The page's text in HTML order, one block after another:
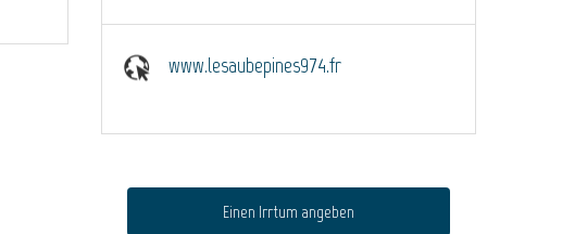
www.lesaubepines974.fr
Einen Irrtum angeben